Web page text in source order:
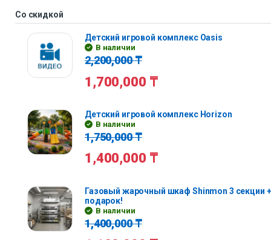
Со скидкой
Детский игровой комплекс Oasis
В наличии
2,200,000₸
1,700,000 ₸
Детский игровой комплекс Horizon
В наличии
1,750,000₸
1,400,000 ₸
Газовый жарочный шкаф Shinmon 3 секции
подарок!
В наличии
1,400,000₸